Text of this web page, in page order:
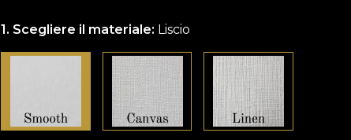
Scegliere il materiale: Liscio